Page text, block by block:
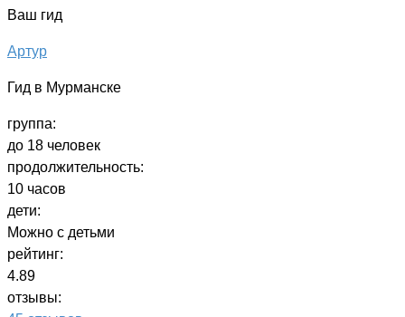
Ваш гид
Aртур
Гид в Мурманске
группа:
до 18 человек
продолжительность:
10 часов
дети:
Можно с детьми
рейтинг:
4.89
отзывы: